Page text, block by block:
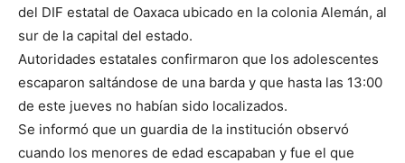
del DIF estatal de Oaxaca ubicado en la colonia Alemán, al
sur de la capital del estado.
Autoridades estatales confirmaron que los adolescentes
escaparon saltándose de una barda y que hasta las 13:00
de este jueves no habían sido localizados.
Se informó que un guardia de la institución observó
cuando los menores de edad escapaban y fue el que